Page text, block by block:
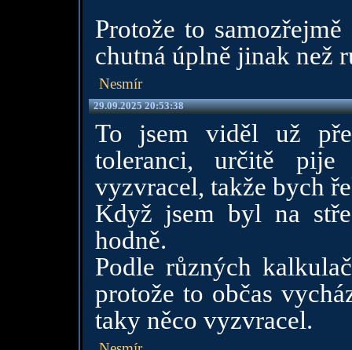
Protože to
chutná úplně jinak než
Nesmír
29.09.2025 20:53:38
To jsem viděl už
toleranci, určitě
vyzvracel, takže bych
Když jsem byl na
hodně.
Podle různých
protože to občas
taky něco vyzvracel.